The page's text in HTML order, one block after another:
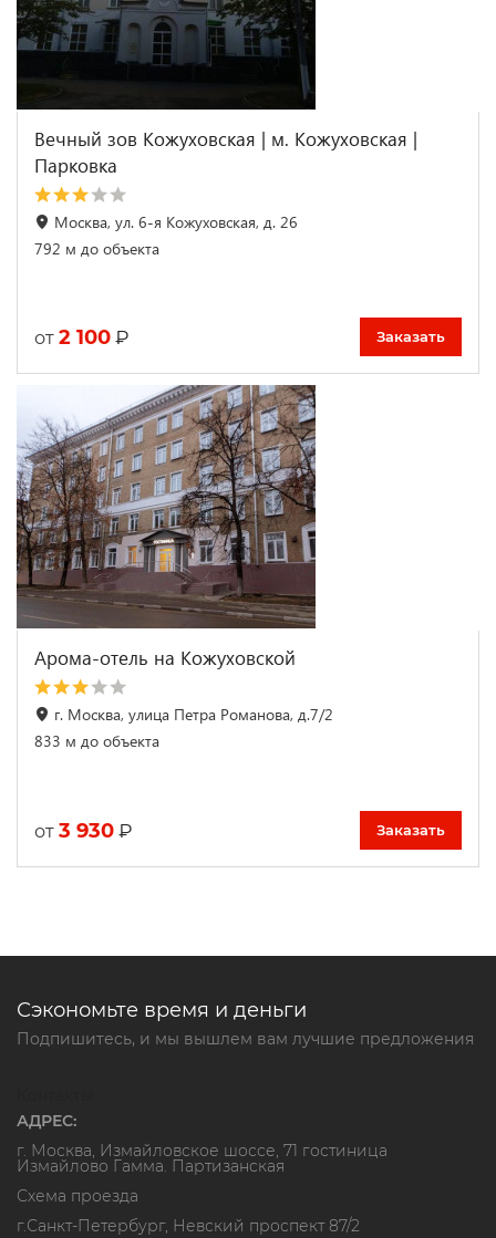
Вечный зов Кожуховская | м. Кожуховская |
Парковка
Москва, ул. 6-я Кожуховская, д. 26
792 м до объекта
от 2 100 ₽ Заказать
Арома-отель на Кожуховской
г. Москва, улица Петра Романова, д.7/2
833 м до объекта
от 3 930 ₽ Заказать
Сэкономьте время и деньги
Подпишитесь, и мы вышлем вам лучшие предложения
АДРЕС:
г. Москва, Измайловское шоссе, 71 гостиница
Измайлово Гамма. Партизанская
Схема проезда
г.Санкт-Петербург, Невский проспект 87/2